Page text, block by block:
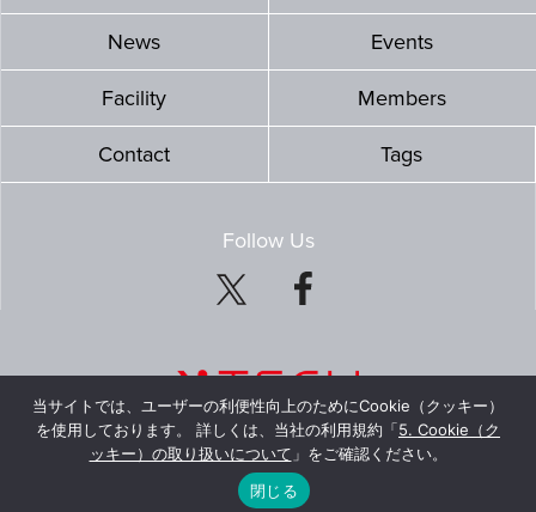
News Events
Facility Members
Contact Tags
Follow Us
© Mitsubishi Estate Co., Ltd. All Rights Reserved.
当サイトでは、ユーザーの利便性向上のためにCookie（クッキー）
を使用しております。 詳しくは、当社の利用規約「5. Cookie（ク
ッキー）の取り扱いについて 」をご確認ください。
閉じる